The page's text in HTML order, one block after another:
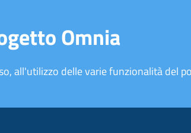
Omnia
all'utilizzo delle varie funzionalità del